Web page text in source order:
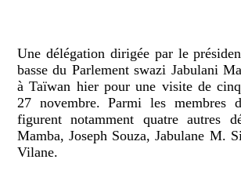
Une délégation dirigée par le
basse du Parlement swazi Jabulani
à Taïwan hier pour une visite de
27 novembre. Parmi les membres
figurent notamment quatre autres
Mamba, Joseph Souza, Jabulane M.
Vilane.